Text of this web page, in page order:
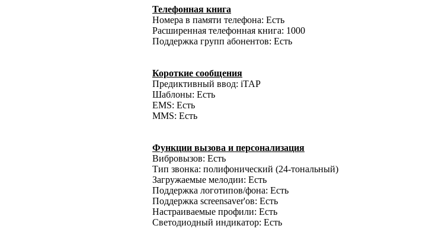
Телефонная книга
Номера в памяти телефона: Есть
Расширенная телефонная книга: 1000
Поддержка групп абонентов: Есть
Короткие сообщения
Предиктивный ввод: iTAP
Шаблоны: Есть
EMS: Есть
MMS: Есть
Функции вызова и персонализация
Вибровызов: Есть
Тип звонка: полифонический (24-тональный)
Загружаемые мелодии: Есть
Поддержка логотипов/фона: Есть
Поддержка screensaver'ов: Есть
Настраиваемые профили: Есть
Светодиодный индикатор: Есть